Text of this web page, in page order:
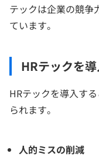
テックは企業の競争
ています。
HRテックを
HRテックを導入す
られます。
人的ミスの削減